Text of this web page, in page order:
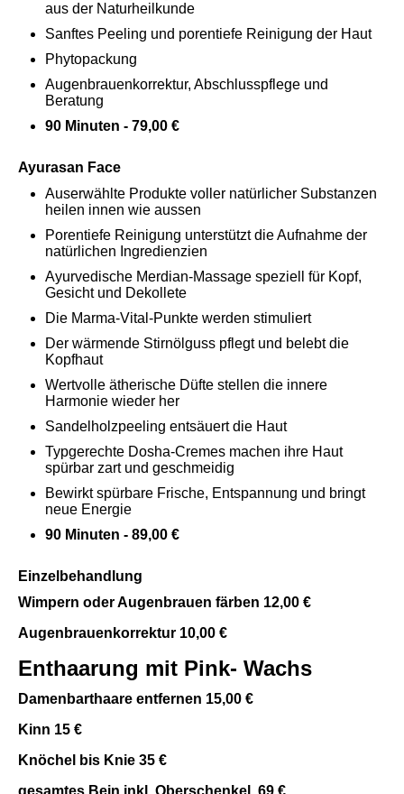
aus der Naturheilkunde
Sanftes Peeling und porentiefe Reinigung der Haut
Phytopackung
Augenbrauenkorrektur, Abschlusspflege und
Beratung
90 Minuten - 79,00 €
Ayurasan Face
Auserwählte Produkte voller natürlicher Substanzen
heilen innen wie aussen
Porentiefe Reinigung unterstützt die Aufnahme der
natürlichen Ingredienzien
Ayurvedische Merdian-Massage speziell für Kopf,
Gesicht und Dekollete
Die Marma-Vital-Punkte werden stimuliert
Der wärmende Stirnölguss pflegt und belebt die
Kopfhaut
Wertvolle ätherische Düfte stellen die innere
Harmonie wieder her
Sandelholzpeeling entsäuert die Haut
Typgerechte Dosha-Cremes machen ihre Haut
spürbar zart und geschmeidig
Bewirkt spürbare Frische, Entspannung und bringt
neue Energie
90 Minuten - 89,00 €
Einzelbehandlung
Wimpern oder Augenbrauen färben 12,00 €
Augenbrauenkorrektur 10,00 €
Enthaarung mit Pink- Wachs
Damenbarthaare entfernen 15,00 €
Kinn 15 €
Knöchel bis Knie 35 €